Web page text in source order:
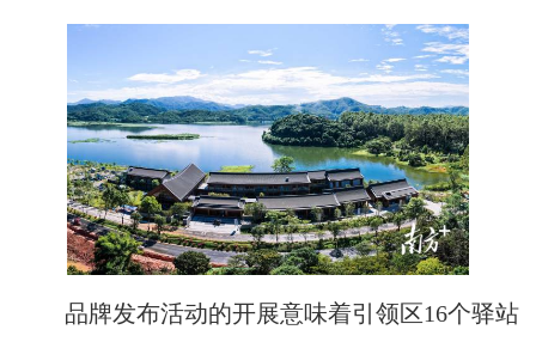
品牌发布活动的开展意味着引领区16个驿站